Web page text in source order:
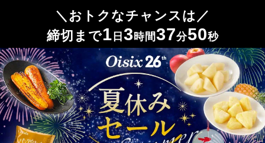
1 日 3 時間37分45秒